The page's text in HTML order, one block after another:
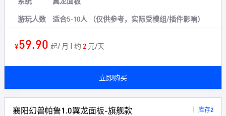
游玩人数
适合5-10人 （仅供参考，实际受模组/插件影响）
¥59.90 起/ 月 | 约 2元/天
立即购买
襄阳幻兽帕鲁1.0翼龙面板-旗舰款 库存2